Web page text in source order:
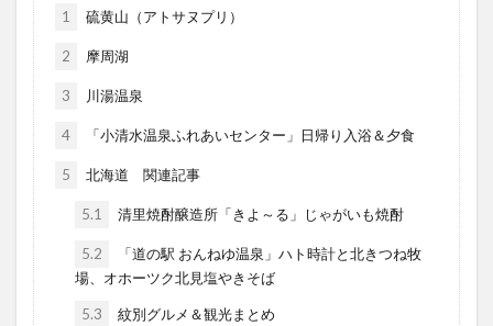
1 硫黄山（アトサヌプリ）
2 摩周湖
3 川湯温泉
4 「小清水温泉ふれあいセンター」日帰り入浴＆夕食
5 北海道 関連記事
5.1 清里焼酎醸造所「きよ～る」じゃがいも焼酎
5.2
「道の駅 おんねゆ温泉」ハト時計と北きつね牧
場、オホーツク北見塩やきそば
5.3 紋別グルメ＆観光まとめ